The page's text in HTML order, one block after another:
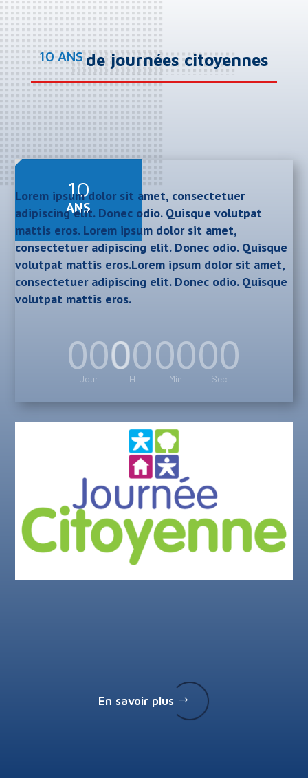
10 ANS de journées citoyennes
10
ANS
Lorem ipsum dolor sit amet, consectetuer
adipiscing elit. Donec odio. Quisque volutpat
mattis eros. Lorem ipsum dolor sit amet,
consectetuer adipiscing elit. Donec odio. Quisque
volutpat mattis eros.Lorem ipsum dolor sit amet,
consectetuer adipiscing elit. Donec odio. Quisque
volutpat mattis eros.
000
Jour 00
H 00
Min 00
Sec
En savoir plus